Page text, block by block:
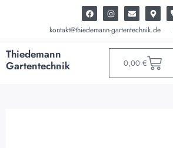
kontakt@thiedemann-gartentechnik.de
Thiedemann
Gartentechnik
0,00 €